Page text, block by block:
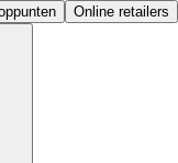
Online retailers